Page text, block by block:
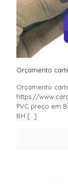
Orçamento
Orçamento
https://
PVC preço em
BH […]